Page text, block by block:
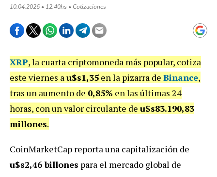
10.04.2026 • 12:40hs • Cotizaciones
XRP, la cuarta criptomoneda más popular, cotiza
este viernes au$s1,35 en la pizarra de Binance,
tras un aumento de 0,85% en las últimas 24
horas, con un valor circulante de u$s83.190,83
millones.
CoinMarketCap reporta una capitalización de
u$s2,46 billones para el mercado global de